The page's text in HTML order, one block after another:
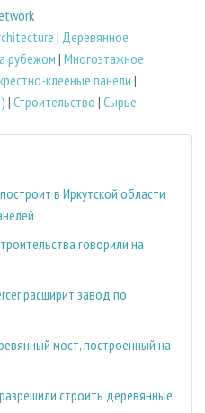
| Деревянное
рубежом | Многоэтажное
клееные панели|
| Строительство | Сырье,
в Иркутской области
говорили на
расширит завод по
мост, построенный на
строить деревянные